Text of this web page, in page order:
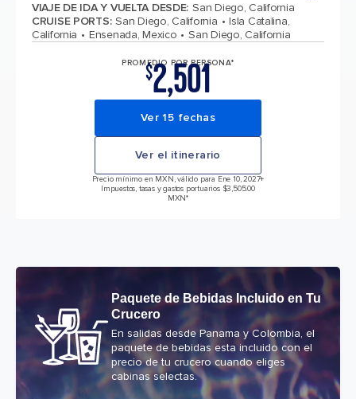
VIAJE DE IDA Y VUELTA DESDE: San Diego, California
CRUISE PORTS: San Diego, California
Isla Catalina,
California
Ensenada, Mexico San Diego, California
PROMEDIO POR PERSONA*
$2,501
Ver 15 fechas
Ver el itinerario
Precio mínimo en MXN, válido para Ene 10, 2027+
Impuestos, tasas y gastos portuarios $3,505.00
MXN*
Paquete de Bebidas Incluido en Tu
Crucero
En salidas desde Panama y Colombia, el
paquete de bebidas esta incluido con el
precio de tu crucero cuando eliges
cabinas selectas.